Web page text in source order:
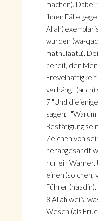
machen).
ihnen Fälle
Allah)
wurden (wa-
mathulaatu).
bereit, den
Frevelhaftigkeit
verhängt
7 "Und
sagen:
Bestätigung
Zeichen von
herabgesandt
nur ein Warner.
einen (solchen,
Führer (haadin)."
8 Allah weiß,
Wesen (als